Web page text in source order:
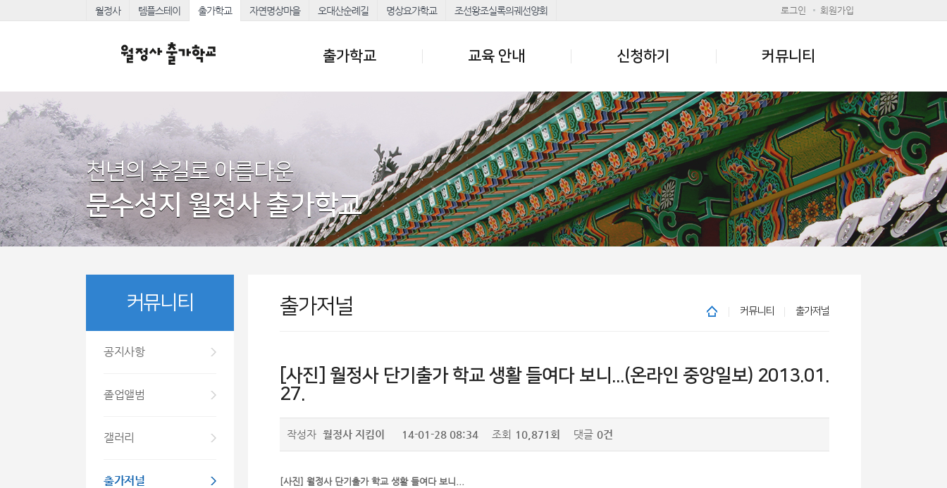
월정사 템플스테이 출가학교 자연명상마을 오대산순례길 명상요가학교 조선왕조실록의궤선양회 로그인 회원가입
출가학교 교육 안내 신청하기 커뮤니티
천년의 숲길로 아름다운
문수성지 월정사 출가학교
커뮤니티
공지사항
졸업앨범
갤러리
출가저널
커뮤니티 출가저널
출가저널
[사진] 월정사 단기출가 학교 생활 들여다 보니...(온라인 중앙일보) 2013.01.
27.
작성자 월정사 지킴이 14-01-28 08:34 조회 10,871회 댓글 0건
[사진] 월정사 단기출가 학교 생활 들여다 보니...